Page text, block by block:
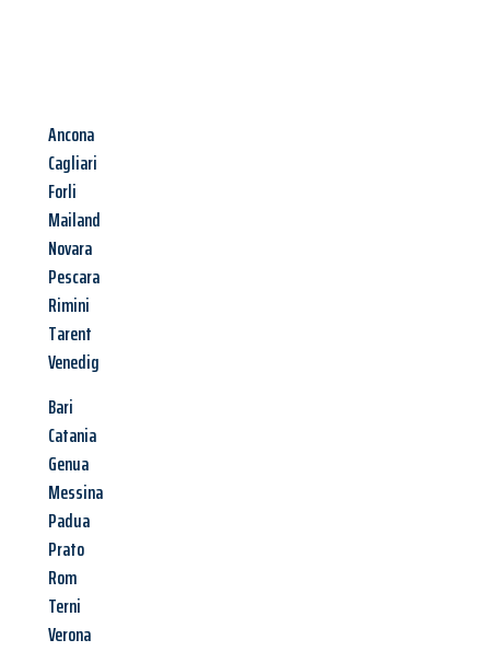
Ancona
Cagliari
Forli
Mailand
Novara
Pescara
Rimini
Tarent
Venedig
Bari
Catania
Genua
Messina
Padua
Prato
Rom
Terni
Verona